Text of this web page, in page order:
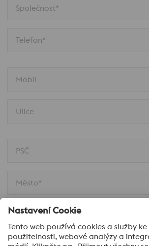
Společnost*
Telefon*
Mobil
Ulice
PSČ
Město*
Komentář*